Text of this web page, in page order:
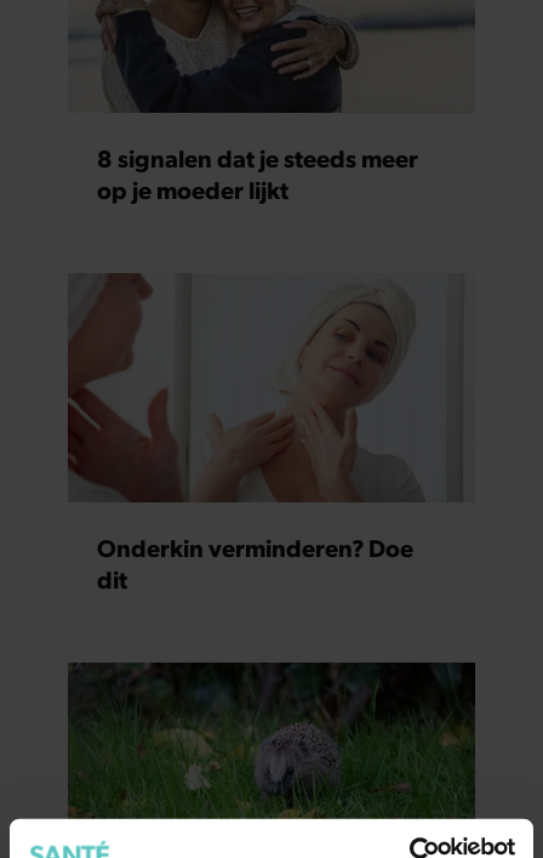
8 signalen dat je steeds meer
op je moeder lijkt
Onderkin verminderen? Doe
dit